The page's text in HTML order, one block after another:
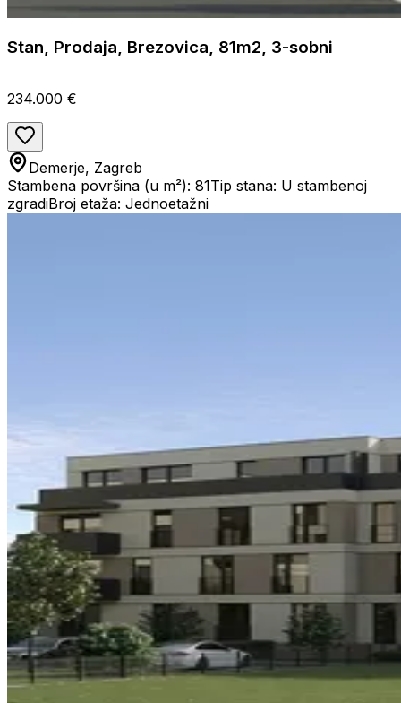
Stan, Prodaja, Brezovica, 81m2, 3-sobni
234.000 €
Demerje, Zagreb
Stambena površina (u m²): 81Tip stana: U stambenoj
zgradiBroj etaža: Jednoetažni